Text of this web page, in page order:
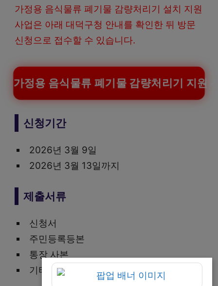
가정용 음식물류 폐기물 감량처리기 설치 지원
사업은 아래 대덕구청 안내를 확인한 뒤 방문
신청으로 접수할 수 있습니다.
가정용 음식물류 폐기물 감량처리기 지원
신청기간
2026년 3월 9일
2026년 3월 13일까지
제출서류
신청서
주민등록등본
통장 사본
기타 필요 서류